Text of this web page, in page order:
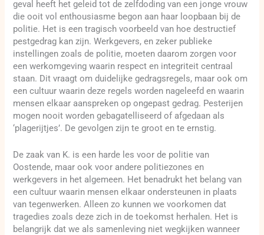
geval heeft het geleid tot de zelfdoding van een jonge vrouw
die ooit vol enthousiasme begon aan haar loopbaan bij de
politie. Het is een tragisch voorbeeld van hoe destructief
pestgedrag kan zijn. Werkgevers, en zeker publieke
instellingen zoals de politie, moeten daarom zorgen voor
een werkomgeving waarin respect en integriteit centraal
staan. Dit vraagt om duidelijke gedragsregels, maar ook om
een cultuur waarin deze regels worden nageleefd en waarin
mensen elkaar aanspreken op ongepast gedrag. Pesterijen
mogen nooit worden gebagatelliseerd of afgedaan als
‘plagerijtjes’. De gevolgen zijn te groot en te ernstig.
De zaak van K. is een harde les voor de politie van
Oostende, maar ook voor andere politiezones en
werkgevers in het algemeen. Het benadrukt het belang van
een cultuur waarin mensen elkaar ondersteunen in plaats
van tegenwerken. Alleen zo kunnen we voorkomen dat
tragedies zoals deze zich in de toekomst herhalen. Het is
belangrijk dat we als samenleving niet wegkijken wanneer